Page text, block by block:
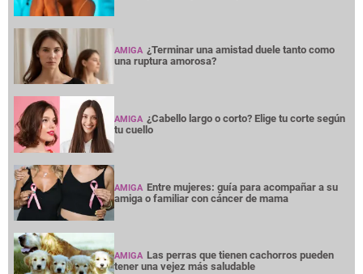
AMIGA ¿Terminar una amistad duele tanto como
una ruptura amorosa?
AMIGA ¿Cabello largo o corto? Elige tu corte según
tu cuello
AMIGA Entre mujeres: guía para acompañar a su
amiga o familiar con cáncer de mama
AMIGA Las perras que tienen cachorros pueden
tener una vejez más saludable